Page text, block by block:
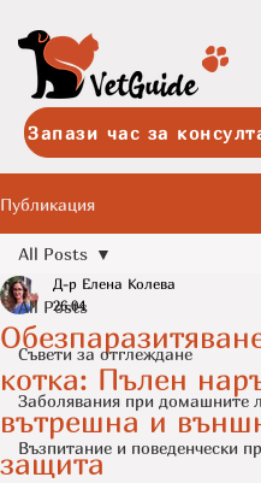
Запази час за
Публикация
All Posts
Съвети за отглеждане
Заболявания при домашните
Възпитание и поведенчески
All Posts
котка: Пълен
вътрешна и
защита
Д-р Елена Колева
26.04